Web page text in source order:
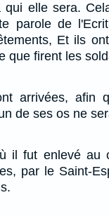
qui elle sera.
parole de
Et ils
que firent les
arrivées, afin
de ses os ne
il fut enlevé au
par le Saint-